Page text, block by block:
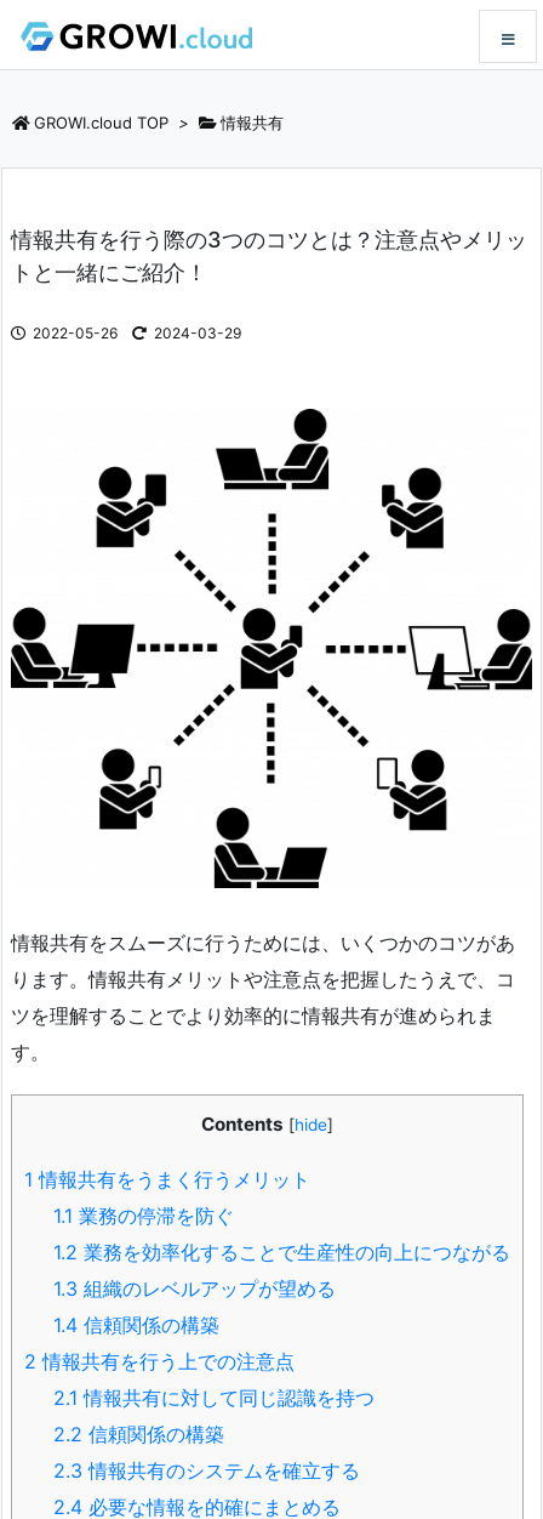
GROWI.cloud TOP > 情報共有
情報共有を行う際の3つのコツとは？注意点やメリッ
トと一緒にご紹介！
2022-05-26 2024-03-29
情報共有をスムーズに行うためには、いくつかのコツがあ
ります。情報共有メリットや注意点を把握したうえで、コ
ツを理解することでより効率的に情報共有が進められま
す。
Contents [hide]
1 情報共有をうまく行うメリット
1.1 業務の停滞を防ぐ
1.2 業務を効率化することで生産性の向上につながる
1.3 組織のレベルアップが望める
1.4 信頼関係の構築
2 情報共有を行う上での注意点
2.1 情報共有に対して同じ認識を持つ
2.2 信頼関係の構築
2.3 情報共有のシステムを確立する
2.4 必要な情報を的確にまとめる